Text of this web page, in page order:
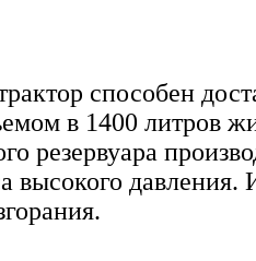
способен
в 1400 литров
резервуара
высокого